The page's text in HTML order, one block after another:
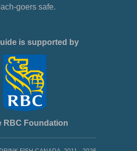
goers safe.
is supported by
RBC Foundation